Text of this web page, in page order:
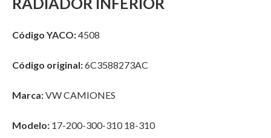
Código YACO:4508
Código original:6C3588273AC
Marca:VW CAMIONES
Modelo: 17-200-300-310 18-310